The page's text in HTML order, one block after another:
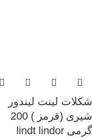
شکلات لینت لیندور
شیری (قرمز ) 200
گرمی lindt lindor